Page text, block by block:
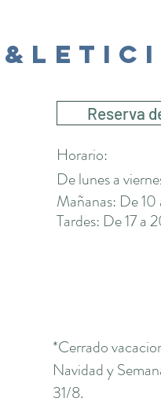
Reserva
Horario:
De lunes a
Mañanas: De 10
Tardes: De 17 a
*Cerrado
Navidad y
31/8.